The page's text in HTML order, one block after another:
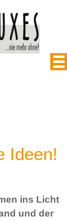
Ideen!
ins Licht
und der